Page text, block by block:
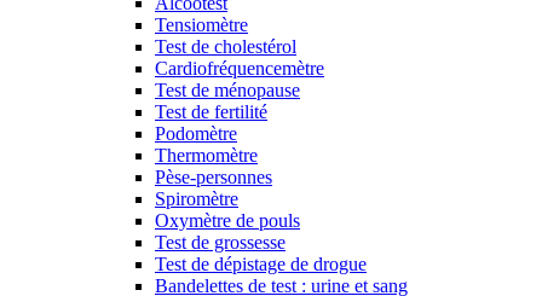
Tensiomètre
Test de cholestérol
Cardiofréquencemètre
Test de ménopause
Test de fertilité
Podomètre
Thermomètre
Pèse-personnes
Spiromètre
Oxymètre de pouls
Test de grossesse
Test de dépistage de drogue
Bandelettes de test : urine et sang